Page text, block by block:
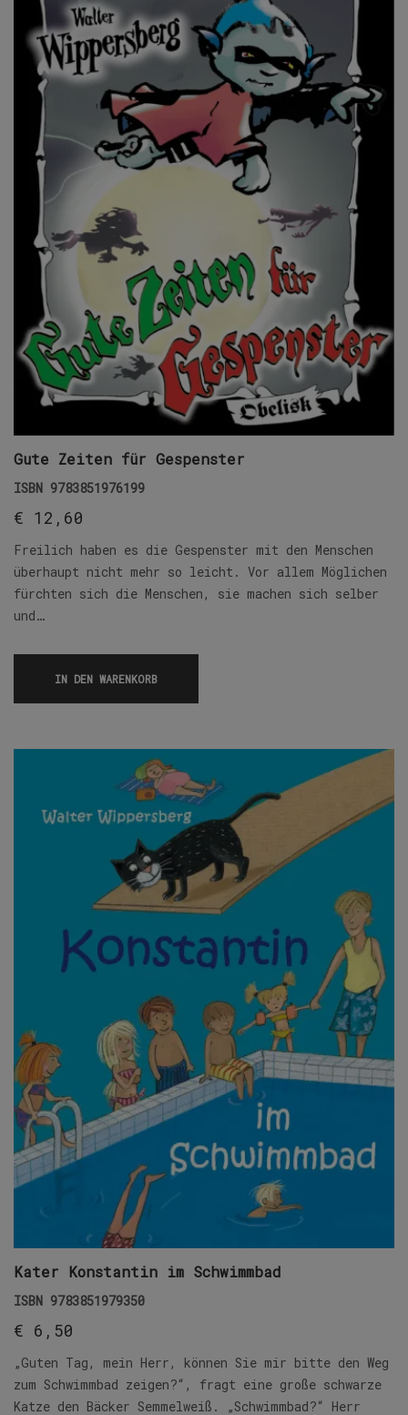
Gute Zeiten für Gespenster
ISBN 9783851976199
€ 12,60
Freilich haben es die Gespenster mit den Menschen
überhaupt nicht mehr so leicht. Vor allem Möglichen
fürchten sich die Menschen, sie machen sich selber
und…
IN DEN WARENKORB
Kater Konstantin im Schwimmbad
ISBN 9783851979350
€ 6,50
„Guten Tag, mein Herr, können Sie mir bitte den Weg
zum Schwimmbad zeigen?“, fragt eine große schwarze
Katze den Bäcker Semmelweiß. „Schwimmbad?“ Herr